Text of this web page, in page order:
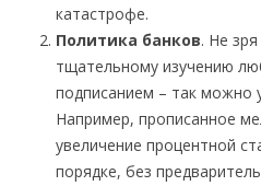
катастрофе.
Политика банков. Не
тщательному изучению
подписанием – так можно
Например, прописанное
увеличение процентной
порядке, без